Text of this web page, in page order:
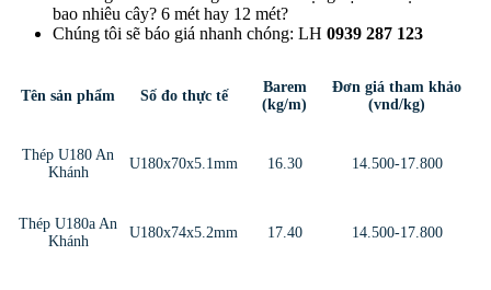
bao nhiêu cây? 6 mét hay 12 mét?
Chúng tôi sẽ báo giá nhanh chóng: LH 0939 287 123
Tên sản phẩm Số đo thực tế
Barem
(kg/m)
Đơn giá tham khảo
(vnd/kg)
Thép U180 An
Khánh
U180x70x5.1mm 16.30 14.500-17.800
Thép U180a An
Khánh
U180x74x5.2mm 17.40 14.500-17.800